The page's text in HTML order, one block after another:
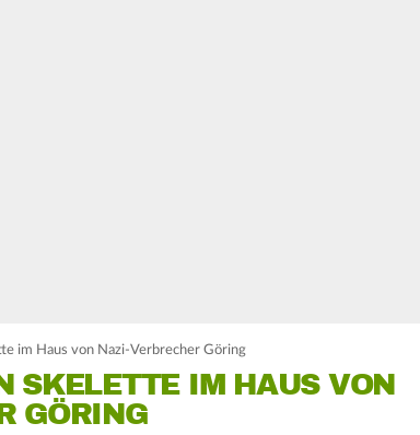
im Haus von Nazi-Verbrecher Göring
SKELETTE IM HAUS VON
GÖRING